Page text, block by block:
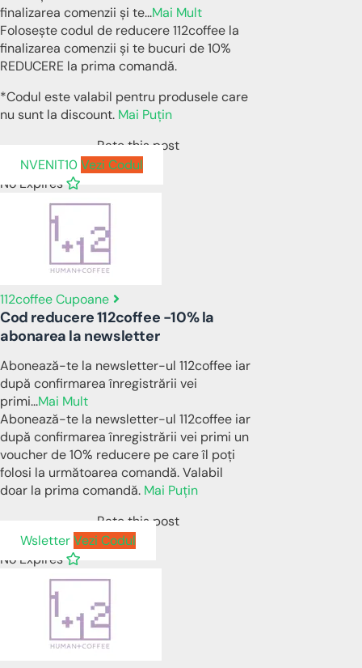
finalizarea comenzii și te...Mai Mult
Folosește codul de reducere 112coffee la
finalizarea comenzii și te bucuri de 10%
REDUCERE la prima comandă.
*Codul este valabil pentru produsele care
nu sunt la discount. Mai Puțin
Rate this post
NVENIT10Vezi Codul
No Expires
112coffee Cupoane
Cod reducere 112coffee -10% la
abonarea la newsletter
Abonează-te la newsletter-ul 112coffee iar
după confirmarea înregistrării vei
primi...Mai Mult
Abonează-te la newsletter-ul 112coffee iar
după confirmarea înregistrării vei primi un
voucher de 10% reducere pe care îl poți
folosi la următoarea comandă. Valabil
doar la prima comandă. Mai Puțin
Rate this post
WsletterVezi Codul
No Expires